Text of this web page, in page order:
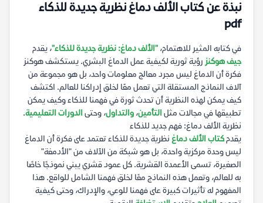
نبذة عن كتاب الألف دماغ نظرية جديدة للذكاء
pdf
في كتابه المثير للاهتمام، "الألف دماغ: نظرية جديدة للذكاء"، يقدم
جيف هوكنز رؤية ثورية لكيفية عمل الدماغ البشري. يستكشف هوكنز
فكرة أن الدماغ ليس مجرد معالج معلومات واحد، بل هو مجموعة من
آلاف النماذج المستقلة التي تعمل معًا لخلق إدراكنا للعالم. اكتشف
كيف يمكن لهذه النظرية أن تحدث ثورة في فهمنا للذكاء وكيف يمكن
تطبيقها في مجالات مثلالتأمين، والتداول، وحتىالدورات التعليمية.
نظرية الألف دماغ: فهم جديد للذكاء
يقدمكتاب الألف دماغ نظرية جديدة للذكاء تعتمد على فكرة أن الدماغ
ليس وحدة مركزية واحدة، بل هو شبكة من الآلاف من "الأدمغة"
الصغيرة، تسمى الأعمدة القشرية. كل عمود قشري يبني نموذجًا خاصًا
به للعالم، وتعمل هذه النماذج معًا لخلق فهمنا الشامل للواقع. هذا
المفهوم له تأثيرات كبيرة على فهمنا للوعي، والإدراك، وحتى كيفية